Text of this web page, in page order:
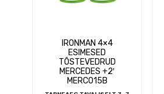
IRONMAN 4×4
ESIMESED
TÕSTEVEDRUD
MERCEDES +2′
MERC015B